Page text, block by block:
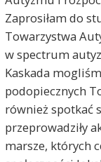
Zaprosiłam do
Towarzystwa
w spectrum
Kaskada
podopiecznych
również spotkać
przeprowadziły
marsze, których